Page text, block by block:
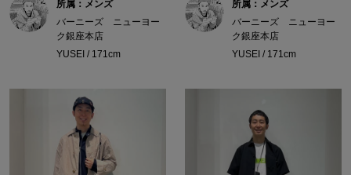
所属：メンズ
バーニーズ ニューヨー
ク銀座本店
YUSEI / 171cm
所属：メンズ
バーニーズ ニューヨー
ク銀座本店
YUSEI / 171cm